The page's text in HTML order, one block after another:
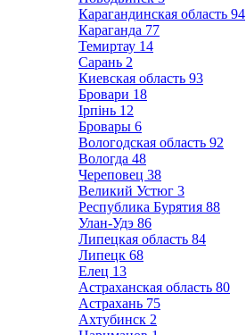
Карагандинская область 94
Караганда 77
Темиртау 14
Сарань 2
Киевская область 93
Бровари 18
Ірпінь 12
Бровары 6
Вологодская область 92
Вологда 48
Череповец 38
Великий Устюг 3
Республика Бурятия 88
Улан-Удэ 86
Липецкая область 84
Липецк 68
Елец 13
Астраханская область 80
Астрахань 75
Ахтубинск 2